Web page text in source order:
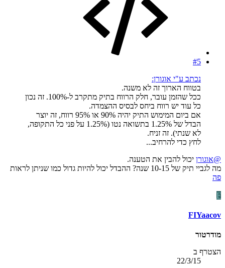
#5
נכתב ע"י אוגורן:
בטווח הארוך זה לא משנה.
ככל שהזמן עובר, חלק הרווח בתיק מתקרב ל-100%. זה נכון
כל עוד יש רווח ביחס לבסיס ההצמדה.
אם ביום המימוש התיק יהיה 90% או 95% רווח, זה יוצר
הבדל של 1.25% בתשואה נטו (1.25% על פני כל התקופה,
לא שנתי). זה זניח.
לחץ כדי להרחיב...
@אוגורן יכול להבין את הטענה.
מה לגביי תיק של 10-15 שנה? ההבדל יכול להיות גדול כמו שניתן לראות
פה
F
FIYaacov
מודרטור
הצטרף ב
22/3/15